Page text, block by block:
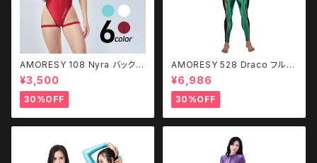
AMORESY 108 Nyra バックレ
ス レッグストラップ 水着
¥3,500
30%OFF
AMORESY 528 Draco フルレ
ングススポーツボティスーツ
¥6,986
30%OFF